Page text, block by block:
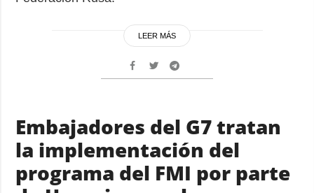
LEER MÁS
Embajadores del G7 tratan
la implementación del
programa del FMI por parte